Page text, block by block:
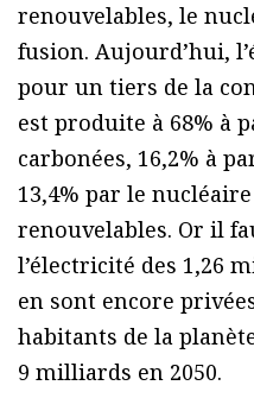
renouvelables, le
fusion. Aujourd’hui,
pour un tiers de la
est produite à 68% à
carbonées, 16,2% à
13,4% par le
renouvelables. Or il
l’électricité des 1,26
en sont encore
habitants de la
9 milliards en 2050.